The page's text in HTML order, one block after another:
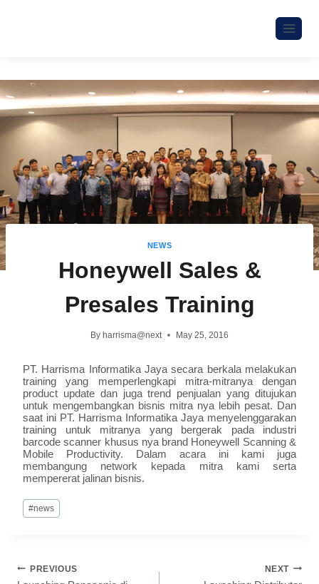
NEWS
Honeywell Sales &
Presales Training
By harrisma@next May 25, 2016
PT. Harrisma Informatika Jaya secara berkala melakukan
training yang memperlengkapi mitra-mitranya dengan
product update dan juga trend penjualan yang ditujukan
untuk mengembangkan bisnis mitra nya lebih pesat. Dan
saat ini PT. Harrisma Informatika Jaya menyelenggarakan
training untuk mitranya yang bergerak pada industri
barcode scanner khusus nya brand Honeywell Scanning &
Mobile Productivity. Dalam acara ini kami juga
membangung network kepada mitra kami serta
mempererat jalinan bisnis.
#news
PREVIOUS NEXT